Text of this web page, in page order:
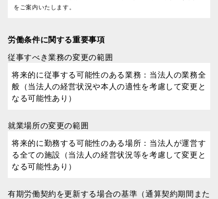
をご案内いたします。
労働条件に関する重要事項
従事すべき業務の変更の範囲
将来的に従事する可能性のある業務：当法人の業務全
般（当法人の経営状況や本人の適性を考慮して変更と
なる可能性あり）
就業場所の変更の範囲
将来的に勤務する可能性のある場所：当法人が運営す
る全ての施設（当法人の経営状況等を考慮して変更と
なる可能性あり）
有期労働契約を更新する場合の基準（通算契約期間また